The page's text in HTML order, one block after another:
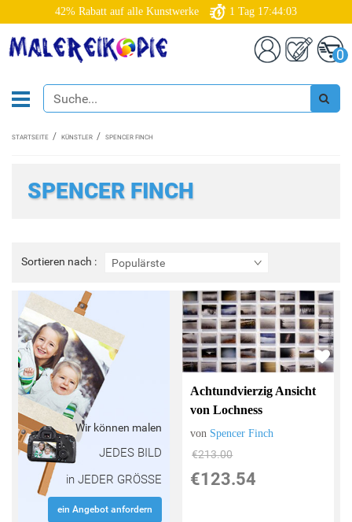
42% Rabatt auf alle Kunstwerke 1 Tag 17:44:03
0
STARTSEITE KÜNSTLER SPENCER FINCH
SPENCER FINCH
Sortieren nach : Populärste
Sortieren
nach
Wir können malen
JEDES BILD
in JEDER GRÖSSE
ein Angebot anfordern
Achtundvierzig Ansicht
von Lochness
von Spencer Finch
€213.00
€123.54